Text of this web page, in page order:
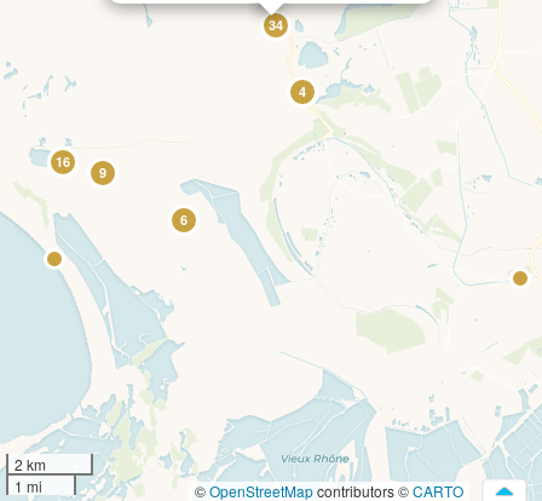
4
9
16
6
34
2 km
1 mi
©OpenStreetMapcontributors ©CARTO